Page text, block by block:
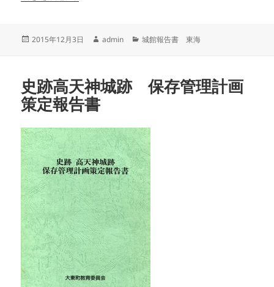
投
2015年12月3日
作
admin
カ
ー
城館報告書 東海
史跡高天神城跡 保存管理計画
策定報告書